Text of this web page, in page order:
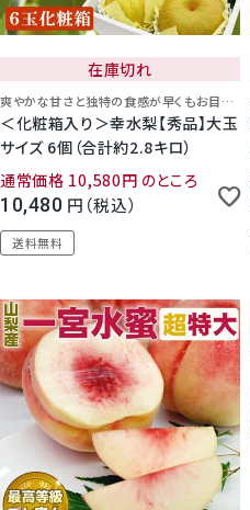
在庫切れ
爽やかな甘さと独特の食感が早くもお目見え！
＜化粧箱入り＞幸水梨【秀品】大玉
サイズ 6個（合計約2.8キロ）
通常価格 10,580 のところ
10,480 税込
送料無料